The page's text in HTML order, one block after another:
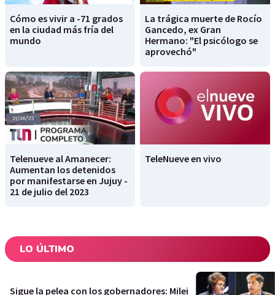
Cómo es vivir a -71 grados
en la ciudad más fría del
mundo
La trágica muerte de Rocío
Gancedo, ex Gran
Hermano: "El psicólogo se
aprovechó"
Telenueve al Amanecer:
Aumentan los detenidos
por manifestarse en Jujuy -
21 de julio del 2023
TeleNueve en vivo
LO ÚLTIMO
Sigue la pelea con los gobernadores: Milei